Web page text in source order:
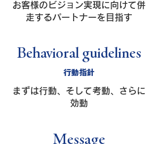
お客様のビジョン実現に向けて併
走するパートナーを目指す
Behavioral guidelines
行動指針
まずは行動、そして考動、さらに
効動
​Message